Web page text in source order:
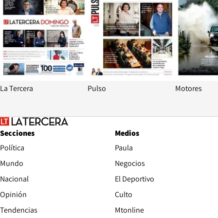
La Tercera Pulso Motores
Secciones
Política
Mundo
Nacional
Opinión
Tendencias
Medios
Paula
Negocios
El Deportivo
Culto
Mtonline